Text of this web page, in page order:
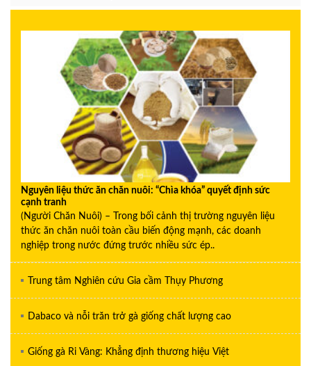
Nguyên liệu thức ăn chăn nuôi: “Chìa khóa” quyết định sức
cạnh tranh
(Người Chăn Nuôi) – Trong bối cảnh thị trường nguyên liệu
thức ăn chăn nuôi toàn cầu biến động mạnh, các doanh
nghiệp trong nước đứng trước nhiều sức ép..
Trung tâm Nghiên cứu Gia cầm Thụy Phương
Dabaco và nỗi trăn trở gà giống chất lượng cao
Giống gà Ri Vàng: Khẳng định thương hiệu Việt